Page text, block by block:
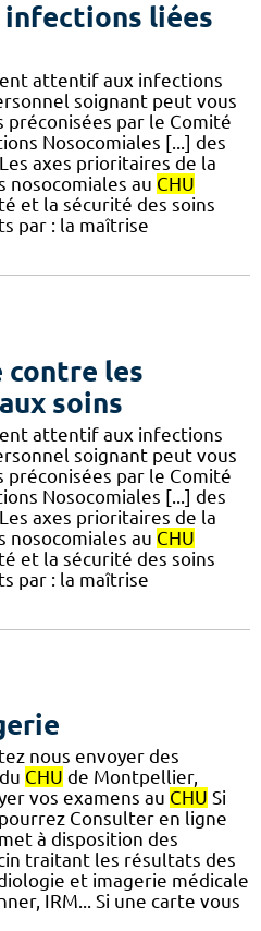
liées
attentif aux infections
soignant peut vous
préconisées par le Comité
Nosocomiales [...] des
axes prioritaires de la
au CHU
et la sécurité des soins
par : la maîtrise
contre les
soins
attentif aux infections
soignant peut vous
préconisées par le Comité
Nosocomiales [...] des
axes prioritaires de la
au CHU
et la sécurité des soins
par : la maîtrise
nous envoyer des
CHU de Montpellier,
vos examens au CHU Si
Consulter en ligne
met à disposition des
traitant les résultats des
et imagerie médicale
IRM... Si une carte vous